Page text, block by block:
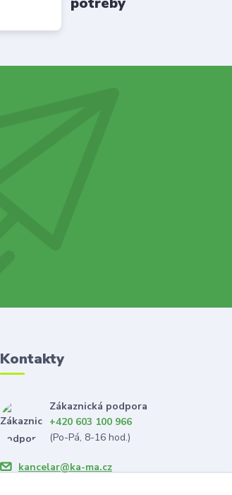
Kontakty
Zákaznická podpora
+420 603 100 966
(Po-Pá, 8-16 hod.)
kancelar@ka-ma.cz